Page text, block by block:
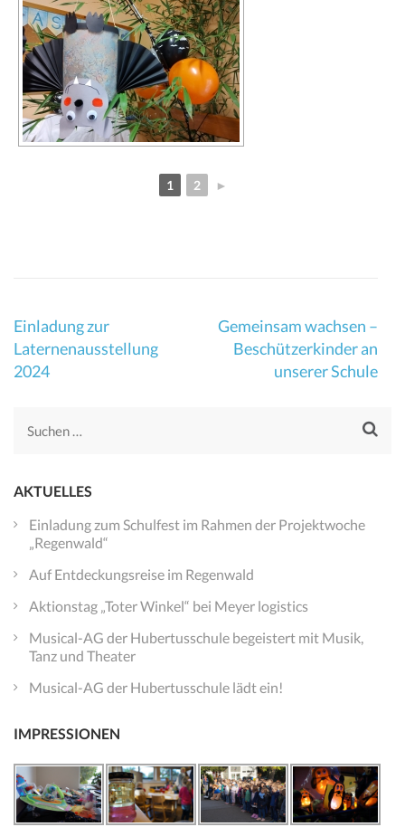
1 2 ►
Beitragsnavigation
Einladung zur
Laternenausstellung
2024
Gemeinsam wachsen –
Beschützerkinder an
unserer Schule
Suchen
AKTUELLES
Einladung zum Schulfest im Rahmen der Projektwoche
„Regenwald“
Auf Entdeckungsreise im Regenwald
Aktionstag „Toter Winkel“ bei Meyer logistics
Musical-AG der Hubertusschule begeistert mit Musik,
Tanz und Theater
Musical-AG der Hubertusschule lädt ein!
IMPRESSIONEN